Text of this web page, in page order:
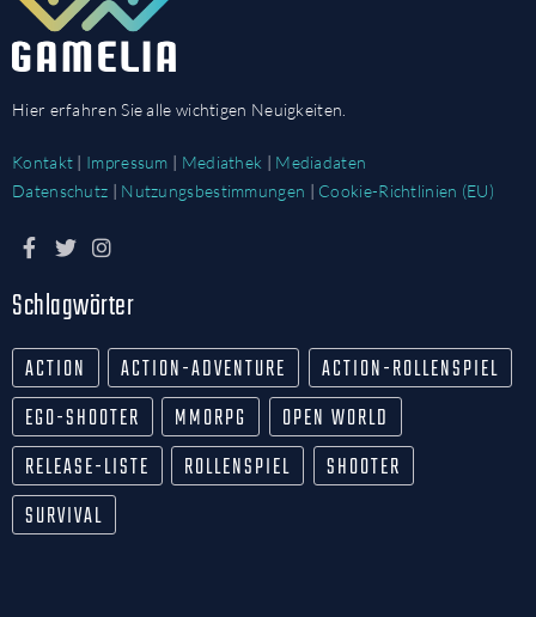
Hier erfahren Sie alle wichtigen Neuigkeiten.
Kontakt | Impressum | Mediathek | Mediadaten
Datenschutz | Nutzungsbestimmungen | Cookie-Richtlinien (EU)
Schlagwörter
ACTION ACTION-ADVENTURE
ACTION-ROLLENSPIEL
EGO-SHOOTER
MMORPG
OPEN WORLD
RELEASE-LISTE
ROLLENSPIEL
SHOOTER
SURVIVAL